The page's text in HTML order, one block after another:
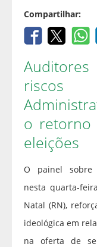
Compartilhar:
o retorno
eleições
O painel sobre
nesta quarta-
Natal (RN),
ideológica em
na oferta de